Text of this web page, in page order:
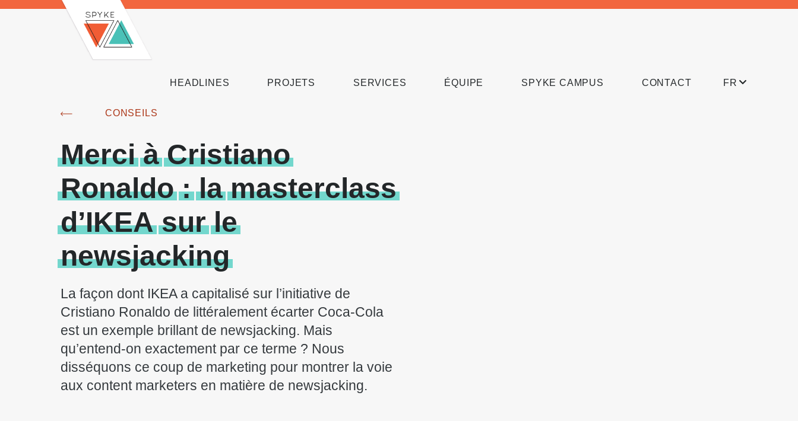
HEADLINES PROJETS SERVICES ÉQUIPE SPYKE CAMPUS CONTACT FR
CONSEILS
Merci à Cristiano
Ronaldo : la masterclass
d’IKEA sur le
newsjacking
La façon dont IKEA a capitalisé sur l’initiative de
Cristiano Ronaldo de littéralement écarter Coca-Cola
est un exemple brillant de newsjacking. Mais
qu’entend-on exactement par ce terme ? Nous
disséquons ce coup de marketing pour montrer la voie
aux content marketers en matière de newsjacking.